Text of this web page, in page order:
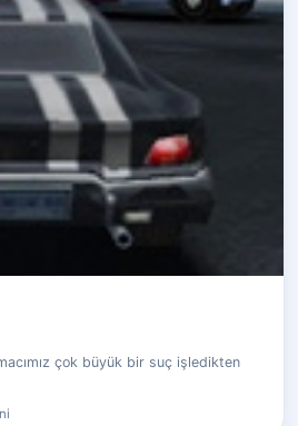
çok büyük bir suç işledikten